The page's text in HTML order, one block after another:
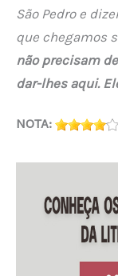
São Pedro e
que chegamos
não precisam
dar-lhes aqui.
NOTA: